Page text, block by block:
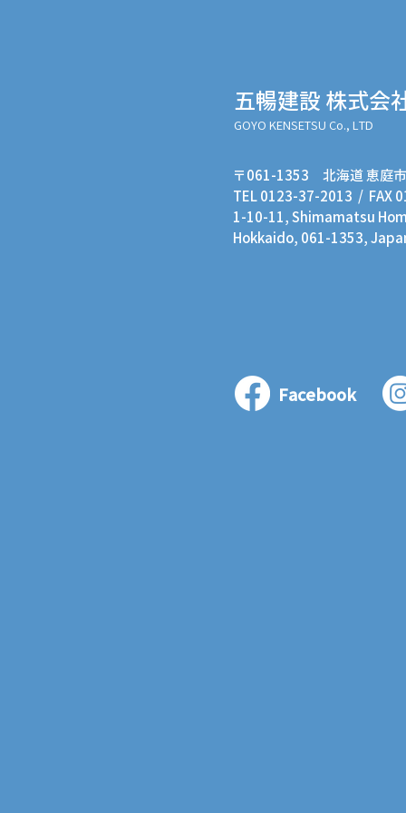
五暢建設 株式会
GOYO KENSETSU Co., LTD
〒061-1353 北海道 恵庭
TEL 0123-37-2013 / FAX
1-10-11, Shimamatsu
Hokkaido, 061-1353,
Facebook